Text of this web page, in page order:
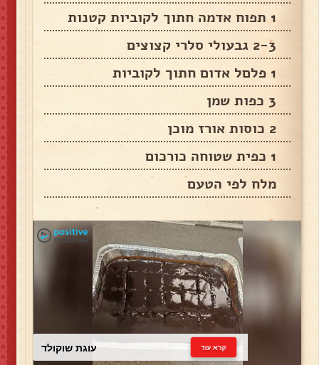
1 תפוח אדמה חתוך לקוביות קטנות
2-3 גבעולי סלרי קצוצים
1 פלםל אדום חתוך לקוביות
3 כפות שמן
2 כוסות אורז מוכן
1 כפית שטוחה כורכום
מלח לפי הטעם
עוגת שוקולד קרא עוד